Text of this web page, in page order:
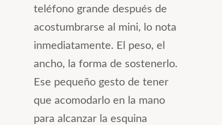
teléfono grande después de
acostumbrarse al mini, lo nota
inmediatamente. El peso, el
ancho, la forma de sostenerlo.
Ese pequeño gesto de tener
que acomodarlo en la mano
para alcanzar la esquina